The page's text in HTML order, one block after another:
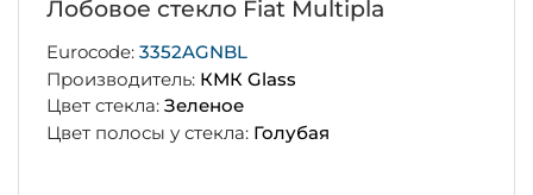
Лобовое стекло Fiat Multipla
Eurocode: 3352AGNBL
Производитель: КМК Glass
Цвет стекла: Зеленое
Цвет полосы у стекла: Голубая